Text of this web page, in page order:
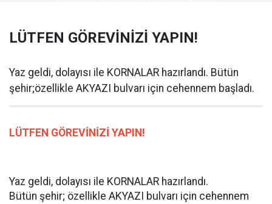
LÜTFEN GÖREVİNİZİ YAPIN!
Yaz geldi, dolayısı ile KORNALAR hazırlandı. Bütün
şehir;özellikle AKYAZI bulvarı için cehennem başladı.
LÜTFEN GÖREVİNİZİ YAPIN!
Yaz geldi, dolayısı ile KORNALAR hazırlandı.
Bütün şehir; özellikle AKYAZI bulvarı için cehennem